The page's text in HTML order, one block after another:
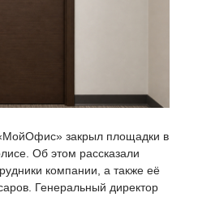
закрыл площадки в
Об этом рассказали
компании, а также её
Генеральный директор